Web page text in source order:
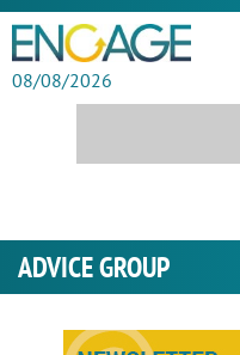
08/08/2026
ADVICE GROUP